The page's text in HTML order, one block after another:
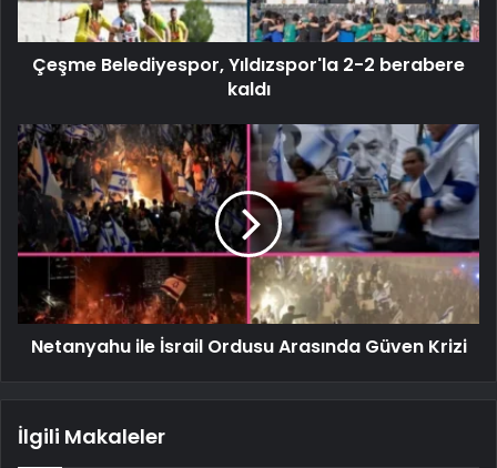
Çeşme Belediyespor, Yıldızspor'la 2-2 berabere
kaldı
Netanyahu ile İsrail Ordusu Arasında Güven Krizi
İlgili Makaleler